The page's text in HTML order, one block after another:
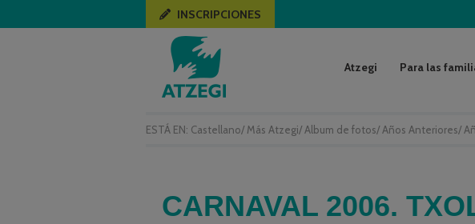
ESTÁ EN: Castellano/ Más Atzegi/ Album de fotos/ Años Anteriores/
INSCRIPCIONES
Atzegi Para las
CARNAVAL 2006.